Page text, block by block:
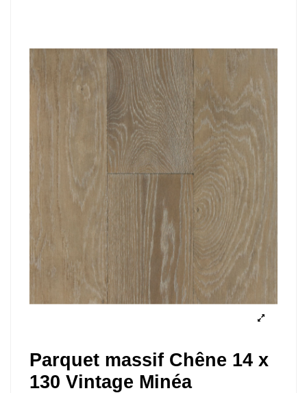
Parquet massif Chêne 14 x
130 Vintage Minéa